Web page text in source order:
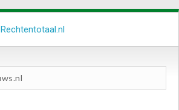
Rechtentotaal.nl